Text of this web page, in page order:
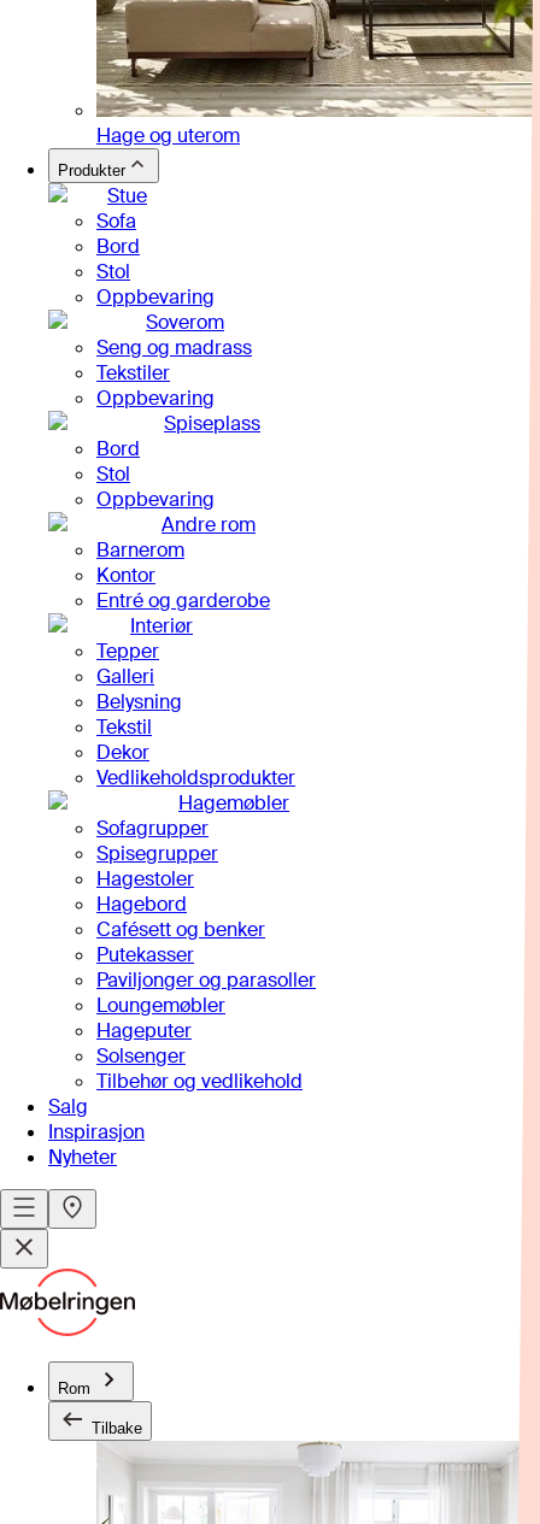
Hage og uterom
Produkter
Stue
Sofa
Bord
Stol
Oppbevaring
Soverom
Seng og madrass
Tekstiler
Oppbevaring
Spiseplass
Bord
Stol
Oppbevaring
Andre rom
Barnerom
Kontor
Entré og garderobe
Interiør
Tepper
Galleri
Belysning
Tekstil
Dekor
Vedlikeholdsprodukter
Hagemøbler
Sofagrupper
Spisegrupper
Hagestoler
Hagebord
Cafésett og benker
Putekasser
Paviljonger og parasoller
Loungemøbler
Hageputer
Solsenger
Tilbehør og vedlikehold
Salg
Inspirasjon
Nyheter
Rom
Tilbake